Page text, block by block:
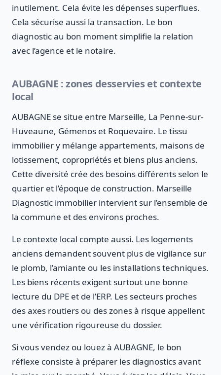
inutilement. Cela évite les dépenses superflues.
Cela sécurise aussi la transaction. Le bon
diagnostic au bon moment simplifie la relation
avec l’agence et le notaire.
AUBAGNE : zones desservies et contexte
local
AUBAGNE se situe entre Marseille, La Penne-sur-
Huveaune, Gémenos et Roquevaire. Le tissu
immobilier y mélange appartements, maisons de
lotissement, copropriétés et biens plus anciens.
Cette diversité crée des besoins différents selon le
quartier et l’époque de construction. Marseille
Diagnostic immobilier intervient sur l’ensemble de
la commune et des environs proches.
Le contexte local compte aussi. Les logements
anciens demandent souvent plus de vigilance sur
le plomb, l’amiante ou les installations techniques.
Les biens récents exigent surtout une bonne
lecture du DPE et de l’ERP. Les secteurs proches
des axes routiers ou des zones à risque appellent
une vérification rigoureuse du dossier.
Si vous vendez ou louez à AUBAGNE, le bon
réflexe consiste à préparer les diagnostics avant